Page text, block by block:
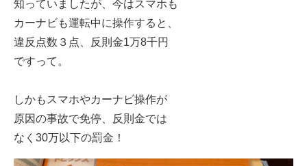
知っていましたが、今はスマホも
カーナビも運転中に操作すると、
違反点数３点、反則金1万8千円
ですって。
しかもスマホやカーナビ操作が
原因の事故で免停、反則金では
なく30万以下の罰金！